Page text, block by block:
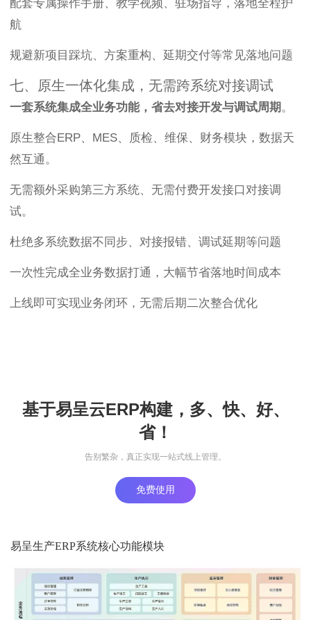
配套专属操作手册、教学视频、驻场指导，落地全程护
航
规避新项目踩坑、方案重构、延期交付等常见落地问题
七、原生一体化集成，无需跨系统对接调试
一套系统集成全业务功能，省去对接开发与调试周期。
原生整合ERP、MES、质检、维保、财务模块，数据天
然互通。
无需额外采购第三方系统、无需付费开发接口对接调
试。
杜绝多系统数据不同步、对接报错、调试延期等问题
一次性完成全业务数据打通，大幅节省落地时间成本
上线即可实现业务闭环，无需后期二次整合优化
基于易呈云ERP构建，多、快、好、
省！
告别繁杂，真正实现一站式线上管理。
免费使用
易呈生产ERP系统核心功能模块